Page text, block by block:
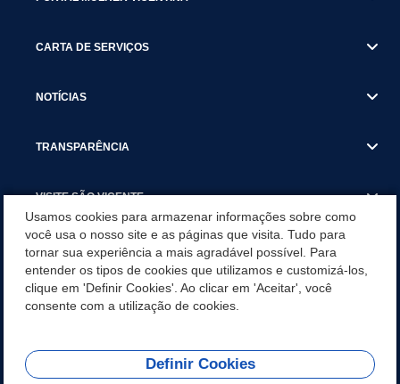
CARTA DE SERVIÇOS
NOTÍCIAS
TRANSPARÊNCIA
VISITE SÃO VICENTE
SÃO VICENTE REFORÇA REDE DE PROTEÇÃO ÀS MULHERES
DURANTE O AGOSTO LILÁS COM AÇÕES DE
CONSCIENTIZAÇÃO E ACOLHIMENTO
REDES SOCIAIS
Usamos cookies para armazenar informações sobre como
você usa o nosso site e as páginas que visita. Tudo para
tornar sua experiência a mais agradável possível. Para
entender os tipos de cookies que utilizamos e customizá-los,
clique em 'Definir Cookies'. Ao clicar em 'Aceitar', você
consente com a utilização de cookies.
Definir Cookies
Olá! Como